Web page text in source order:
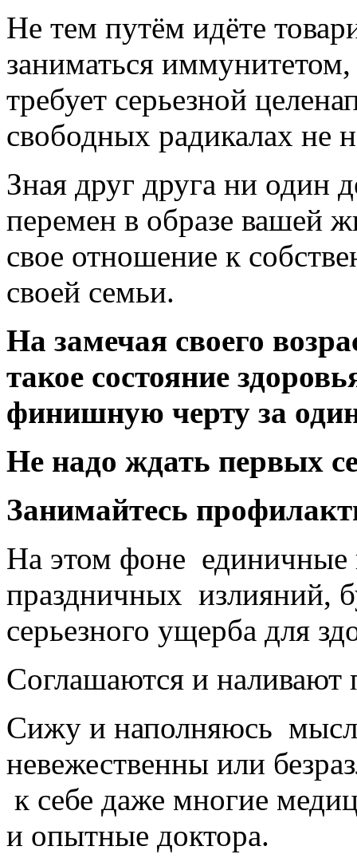
Не тем путём идёте
заниматься
требует серьезной
свободных радикалах не
Зная друг друга ни один
перемен в образе вашей
свое отношение к
своей семьи.
На замечая своего
такое состояние
финишную черту за
Не надо ждать первых
Занимайтесь
На этом фоне единичные
праздничных излияний,
серьезного ущерба для
Соглашаются и
Сижу и наполняюсь
невежественны или
к себе даже многие
и опытные доктора.